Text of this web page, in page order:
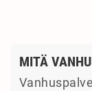
MITÄ